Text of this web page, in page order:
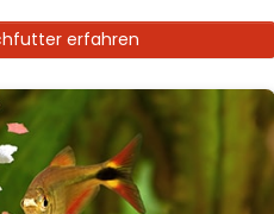
erfahren